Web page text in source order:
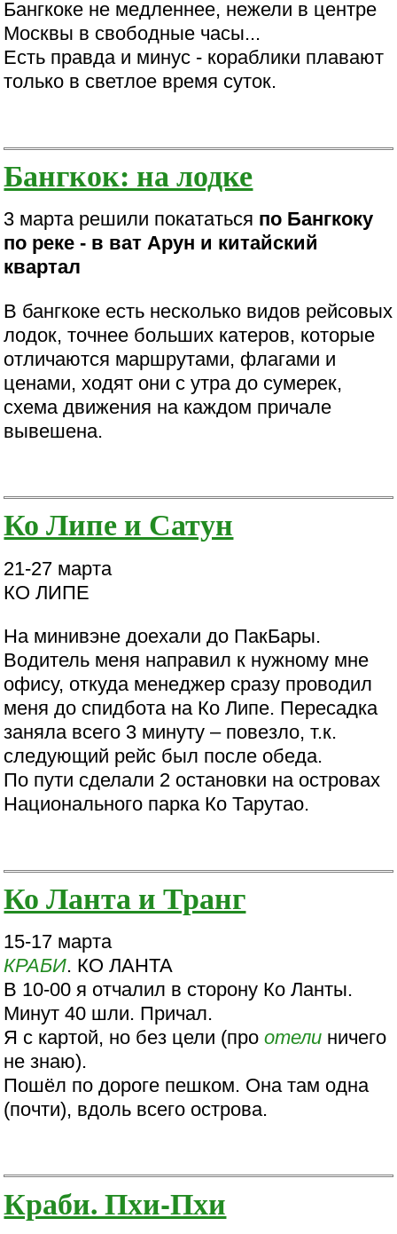
Бангкоке не медленнее, нежели в центре
Москвы в свободные часы...
Есть правда и минус - кораблики плавают
только в светлое время суток.
Бангкок: на лодке
3 марта решили покататься по Бангкоку
по реке - в ват Арун и китайский
квартал
В бангкоке есть несколько видов рейсовых
лодок, точнее больших катеров, которые
отличаются маршрутами, флагами и
ценами, ходят они с утра до сумерек,
схема движения на каждом причале
вывешена.
Ко Липе и Сатун
21-27 марта
КО ЛИПЕ
На минивэне доехали до ПакБары.
Водитель меня направил к нужному мне
офису, откуда менеджер сразу проводил
меня до спидбота на Ко Липе. Пересадка
заняла всего 3 минуту – повезло, т.к.
следующий рейс был после обеда.
По пути сделали 2 остановки на островах
Национального парка Ко Тарутао.
Ко Ланта и Транг
15-17 марта
КРАБИ. КО ЛАНТА
В 10-00 я отчалил в сторону Ко Ланты.
Минут 40 шли. Причал.
Я с картой, но без цели (проотели ничего
не знаю).
Пошёл по дороге пешком. Она там одна
(почти), вдоль всего острова.
Краби. Пхи-Пхи